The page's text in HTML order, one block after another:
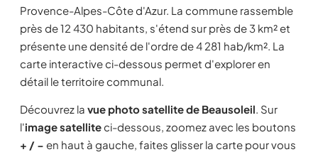
Provence-Alpes-Côte d'Azur. La commune rassemble
près de 12 430 habitants, s'étend sur près de 3 km² et
présente une densité de l'ordre de 4 281 hab/km². La
carte interactive ci-dessous permet d'explorer en
détail le territoire communal.
Découvrez la vue photo satellite de Beausoleil. Sur
l'image satelliteci-dessous, zoomez avec les boutons
+ / − en haut à gauche, faites glisser la carte pour vous